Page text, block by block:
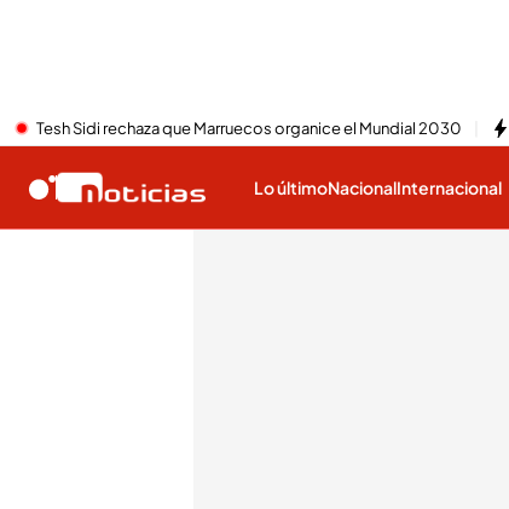
Tesh Sidi rechaza que Marruecos organice el Mundial 2030
Lo últimoNacionalInternacional